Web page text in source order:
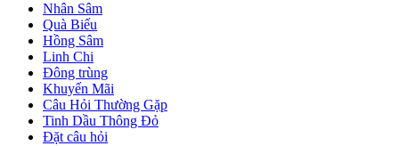
Nhân Sâm
Quà Biếu
Hồng Sâm
Linh Chi
Đông trùng
Khuyến Mãi
Câu Hỏi Thường Gặp
Tinh Dầu Thông Đỏ
Đặt câu hỏi